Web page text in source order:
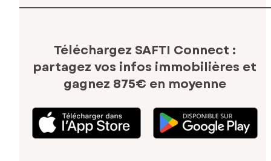
Téléchargez SAFTI Connect :
partagez vos infos immobilières et
gagnez 875€ en moyenne